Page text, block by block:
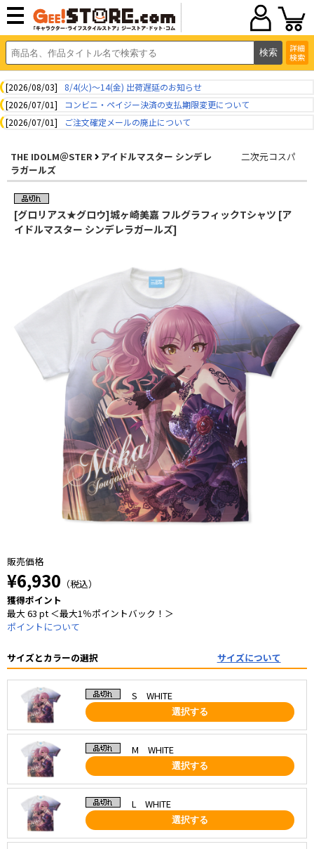
詳細
検索
[2026/08/03]
8/4(火)～14(金) 出荷遅延のお知らせ
[2026/07/01]
コンビニ・ペイジー決済の支払期限変更について
[2026/07/01]
ご注文確定メールの廃止について
THE IDOLM＠STER
アイドルマスター シンデレ
ラガールズ
二次元コスパ
[グロリアス★グロウ]城ヶ崎美嘉 フルグラフィックTシャツ [ア
イドルマスター シンデレラガールズ]
販売価格
¥6,930 （税込）
獲得ポイント
最大 63 pt ＜最大1％ポイントバック！＞
ポイントについて
サイズとカラーの選択 サイズについて
S WHITE
選択する
M WHITE
選択する
L WHITE
選択する